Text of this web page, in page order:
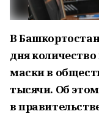
В
дня
маски в
тысячи. Об
в